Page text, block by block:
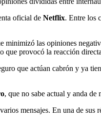
oficial de Netflix. Entre los
minimizó las opiniones
que provocó la reacción
que actúan cabrón y ya
, que no sabe actual y anda
mensajes. En una de sus